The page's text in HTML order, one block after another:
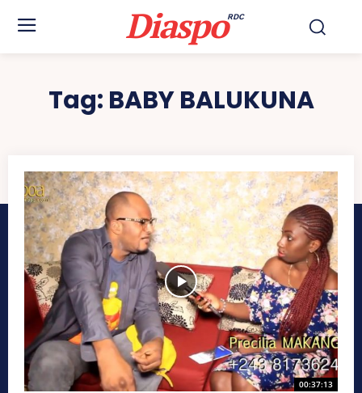
DiaspoRDC
Tag: BABY BALUKUNA
00:37:13